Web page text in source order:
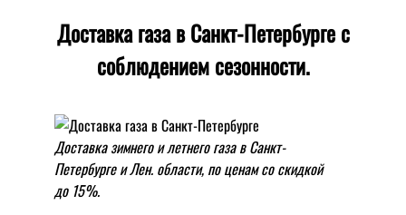
Доставка газа в Санкт-Петербурге с
соблюдением сезонности.
Доставка зимнего и летнего газа в Санкт-
Петербурге и Лен. области, по ценам со скидкой
до 15%.